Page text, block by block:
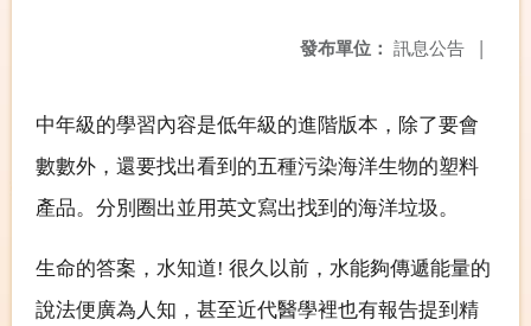
發布單位： 訊息公告 |
中年級的學習內容是低年級的進階版本，除了要會
數數外，還要找出看到的五種污染海洋生物的塑料
產品。分別圈出並用英文寫出找到的海洋垃圾。
生命的答案，水知道! 很久以前，水能夠傳遞能量的
說法便廣為人知，甚至近代醫學裡也有報告提到精